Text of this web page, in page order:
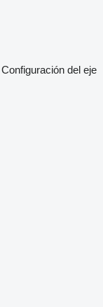
Configuración del eje